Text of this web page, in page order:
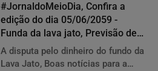
#JornaldoMeioDia, Confira a
edição do dia 05/06/2059 -
Funda da lava jato, Previsão de
crescimento da economia
A disputa pelo dinheiro do fundo da
Lava Jato, Boas notícias para a